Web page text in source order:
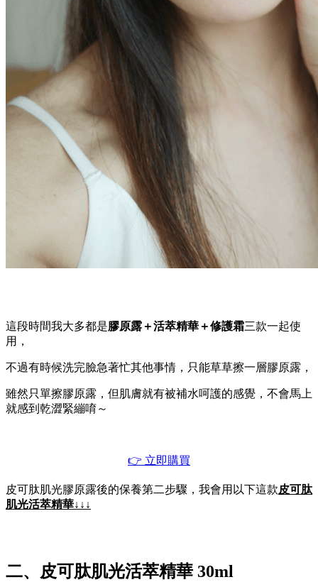
這段時間我大多都是膠原露＋活萃精華＋修護霜三款一起使
用，
不過有時候洗完臉急著忙其他事情，只能草草擦一層膠原露，
雖然只單擦膠原露，但肌膚就有被補水呵護的感覺，不會馬上
就感到乾澀緊繃唷～
👉 立即購買
皮可肽肌光膠原露後的保養第二步驟，我會用以下這款皮可肽
肌光活萃精華↓↓↓
二、皮可肽肌光活萃精華 30ml